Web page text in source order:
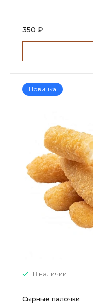
350 ₽
Новинка
В наличии
Сырные палочки